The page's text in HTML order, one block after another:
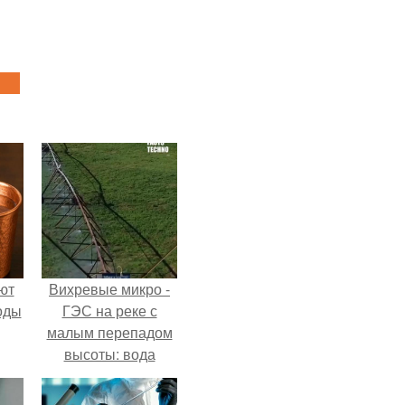
Вихревые микро -
ГЭС на реке с
малым перепадом
высоты: вода
закручивается в
бетонной камере и